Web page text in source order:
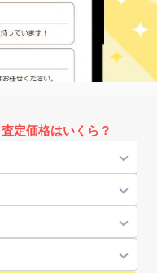
定価格はいくら？